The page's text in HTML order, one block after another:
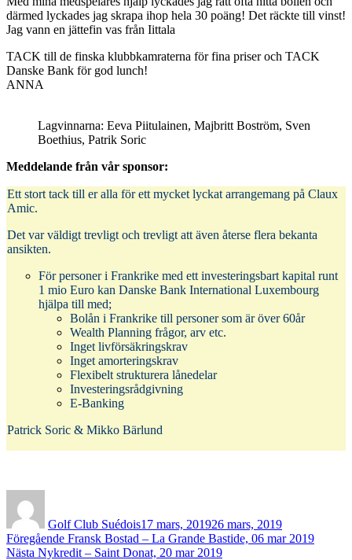
därmed lyckades jag skrapa ihop hela 30 poäng! Det räckte till vinst!
Jag vann en jättefin vas från Iittala
TACK till de finska klubbkamraterna för fina priser och TACK
Danske Bank för god lunch!
ANNA
Lagvinnarna: Eeva Piitulainen, Majbritt Boström, Sven
Boethius, Patrik Soric
Meddelande från vår sponsor:
Ett stort tack till er alla för ett mycket lyckat arrangemang på Claux
Amic.
Det var väldigt trevligt och trevligt att även återse flera bekanta
ansikten.
För personer i Frankrike med ett investeringsbart kapital runt
1 mio Euro kan Danske Bank International Luxembourg
hjälpa till med;
Bolån i Frankrike till personer som är över 60år
Wealth Planning frågor, arv etc.
Inget livförsäkringskrav
Inget amorteringskrav
Flexibelt strukturera lånedelar
Investeringsrådgivning
E-Banking
Patrick Soric & Mikko Bärlund
Golf Club Suédois17 mars, 201926 mars, 2019
Inläggsnavigering
Föregående Föregående
inlägg:
Fransk Bostad – La Grande Bastide, 06 mar 2019
Nästa Nästa
Nykredit – Saint Donat, 20 mar 2019